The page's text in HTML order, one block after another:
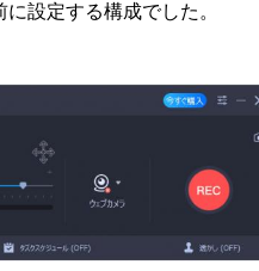
設定する構成でした。